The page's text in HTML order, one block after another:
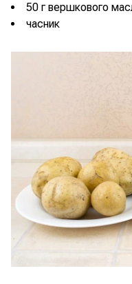
50 г вершкового
часник